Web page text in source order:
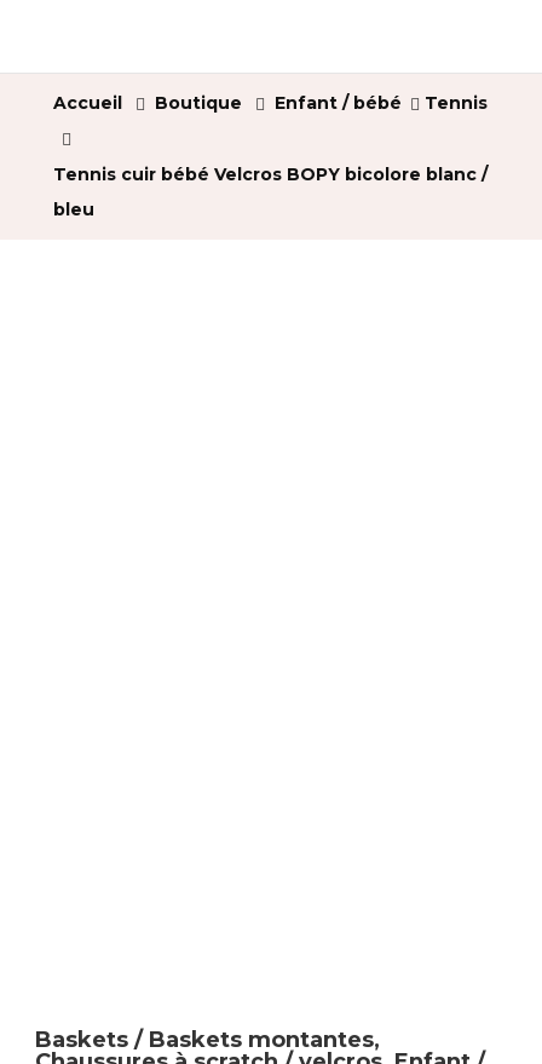
Accueil Boutique Enfant / bébé Tennis
Tennis cuir bébé Velcros BOPY bicolore blanc /
bleu
Baskets / Baskets montantes,